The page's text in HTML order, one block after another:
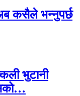
कसैले भन्नुपर्छ
भुटानी